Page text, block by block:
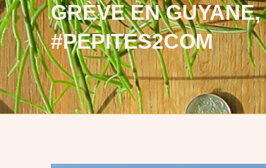
GRÈVE EN
#PEPITES2COM